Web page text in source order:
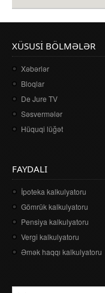
XÜSUSI BÖLMƏLƏR
Xəbərlər
Bloqlar
De Jure TV
Səsvermələr
Hüquqi lüğət
FAYDALI
İpoteka kalkulyatoru
Gömrük kalkulyatoru
Pensiya kalkulyatoru
Vergi kalkulyatoru
Əmək haqqı kalkulyatoru